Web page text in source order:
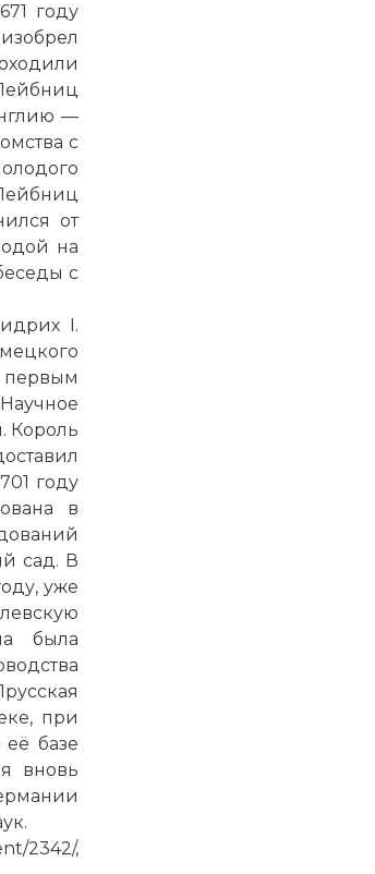
году
—
с
от
на
с
I.
Король
году
в
сад. В
уже
была
при
базе
вновь
,
естественных и гуманитарных наук